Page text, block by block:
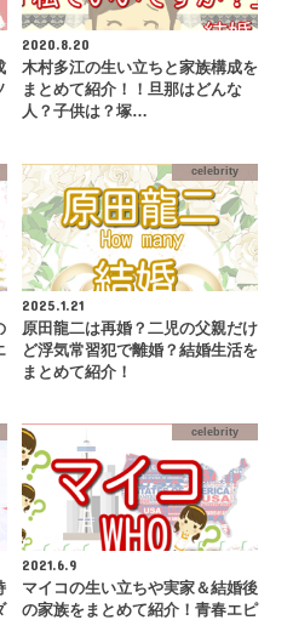
2020.8.20
木村多江の生い立ちと家族構成を
まとめて紹介！！旦那はどんな
人？子供は？塚…
celebrity
2025.1.21
原田龍二は再婚？二児の父親だけ
ど浮気常習犯で離婚？結婚生活を
まとめて紹介！
celebrity
2021.6.9
マイコの生い立ちや実家＆結婚後
の家族をまとめて紹介！青春エピ